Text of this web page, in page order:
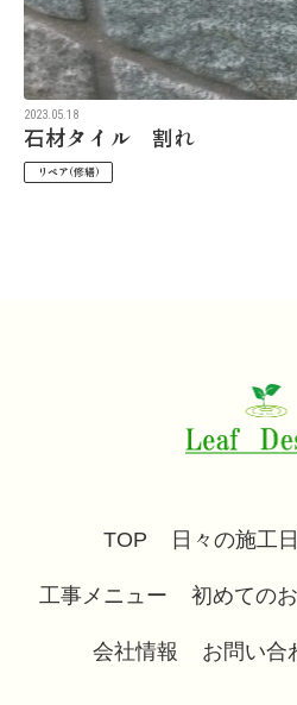
2023.05.18
石材タイル 割れ
リペア(修繕)
TOP 日々の施工
工事メニュー 初めての
会社情報 お問い合